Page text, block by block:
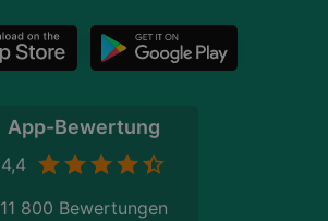
App-Bewertung
4,4
11 800 Bewertungen